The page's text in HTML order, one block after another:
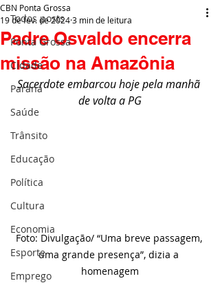
Todos posts
Ponta Grossa
Cidade
Paraná
Saúde
Trânsito
Educação
Política
Cultura
Economia
Esporte
Emprego
Padre Osvaldo encerra
missão na Amazônia
CBN Ponta Grossa
19 de fev. de 20243 min de leitura
Sacerdote embarcou hoje pela manhã
de volta a PG
Foto: Divulgação/ “Uma breve passagem,
uma grande presença”, dizia a
homenagem